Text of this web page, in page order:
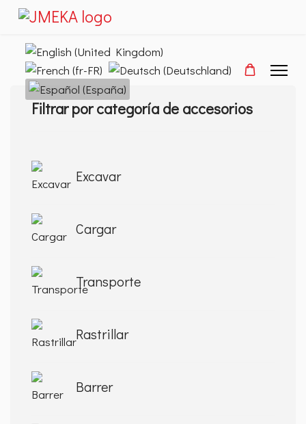
Seleccione su idioma
Filtrar por categoría de accesorios
Excavar
Cargar
Transporte
Rastrillar
Barrer